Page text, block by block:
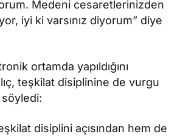
Medeni cesaretlerinizden
iyi ki varsınız diyorum” diye
ortamda yapıldığını
teşkilat disiplinine de vurgu
söyledi:
disiplini açısından hem de